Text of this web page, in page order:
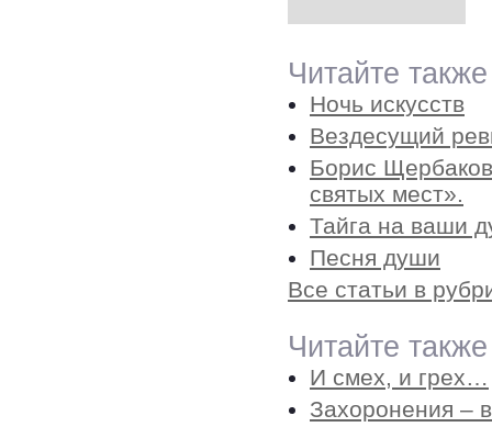
Читайте
Ночь искусств
Вездесущий
Борис
святых мест».
Тайга на ваши
Песня души
Все статьи в
Читайте
И смех, и грех…
Захоронения –